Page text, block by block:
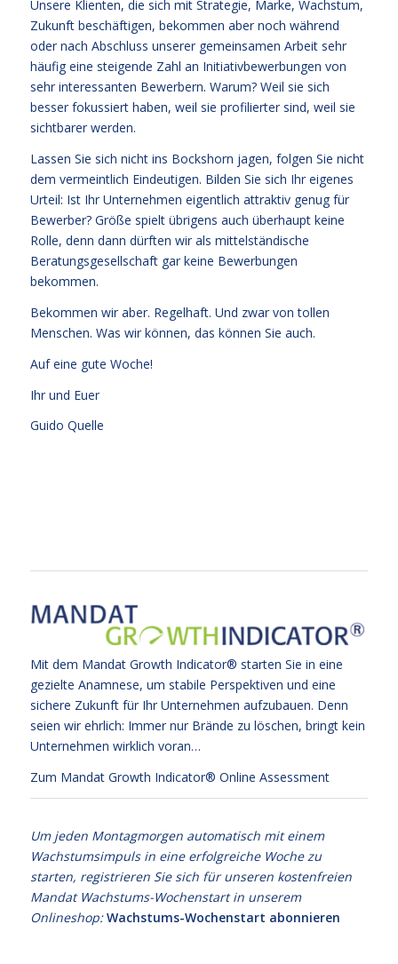
Unsere Klienten, die sich mit Strategie, Marke, Wachstum,
Zukunft beschäftigen, bekommen aber noch während
oder nach Abschluss unserer gemeinsamen Arbeit sehr
häufig eine steigende Zahl an Initiativbewerbungen von
sehr interessanten Bewerbern. Warum? Weil sie sich
besser fokussiert haben, weil sie profilierter sind, weil sie
sichtbarer werden.
Lassen Sie sich nicht ins Bockshorn jagen, folgen Sie nicht
dem vermeintlich Eindeutigen. Bilden Sie sich Ihr eigenes
Urteil: Ist Ihr Unternehmen eigentlich attraktiv genug für
Bewerber? Größe spielt übrigens auch überhaupt keine
Rolle, denn dann dürften wir als mittelständische
Beratungsgesellschaft gar keine Bewerbungen
bekommen.
Bekommen wir aber. Regelhaft. Und zwar von tollen
Menschen. Was wir können, das können Sie auch.
Auf eine gute Woche!
Ihr und Euer
Guido Quelle
Mit dem Mandat Growth Indicator® starten Sie in eine
gezielte Anamnese, um stabile Perspektiven und eine
sichere Zukunft für Ihr Unternehmen aufzubauen. Denn
seien wir ehrlich: Immer nur Brände zu löschen, bringt kein
Unternehmen wirklich voran…
Zum Mandat Growth Indicator® Online Assessment
Um jeden Montagmorgen automatisch mit einem
Wachstumsimpuls in eine erfolgreiche Woche zu
starten, registrieren Sie sich für unseren kostenfreien
Mandat Wachstums-Wochenstart in unserem
Onlineshop:Wachstums-Wochenstart abonnieren